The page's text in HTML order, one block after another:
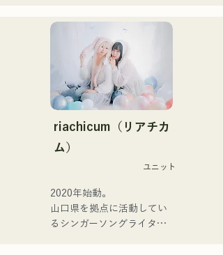
meow樂團的Taisei（鼓
手）、the perfect me樂團
的Yuya Suehiro（吉他）以
及xanadoo樂團的S0.
（Banus）的支持。
【新單曲】
她們的新歌《The World is
Love》將於2025年6月25日
家族で音楽を楽しむミュー
ジックファミリー。
10代後半にアメリカへ4年
半留学。
現在はLOVE FMの"music
×serendipity"でラジオDJを
務める。
デルやタレントとしても活
躍中。世界的有名なオーデ
ゴットタレント」で日本人
の芸人史上初のゴールデン
ブザーを獲得し、その後ス
riachicum（リアチカ
ム）
ユニット
2020年始動。
山口県を拠点に活動してい
るシンガーソングライター